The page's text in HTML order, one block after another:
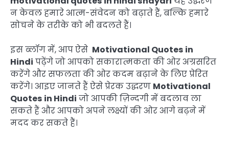
न केवल हमारे आत्म-संवेदन को बढ़ाते हैं, बल्कि हमारे
सोचने के तरीके को भी बदलते हैं।
इस ब्लॉग में, आप ऐसे Motivational Quotes in
Hindi पढ़ेंगे जो आपको सकारात्मकता की ओर अग्रसरित
करेंगे और सफलता की ओर कदम बढ़ाने के लिए प्रेरित
करेंगे। आइए जानते हैं ऐसे प्रेरक उद्धरण Motivational
Quotes in Hindi जो आपकी ज़िन्दगी में बदलाव ला
सकते हैं और आपको अपने लक्ष्यों की ओर आगे बढ़ने में
मदद कर सकते हैं।